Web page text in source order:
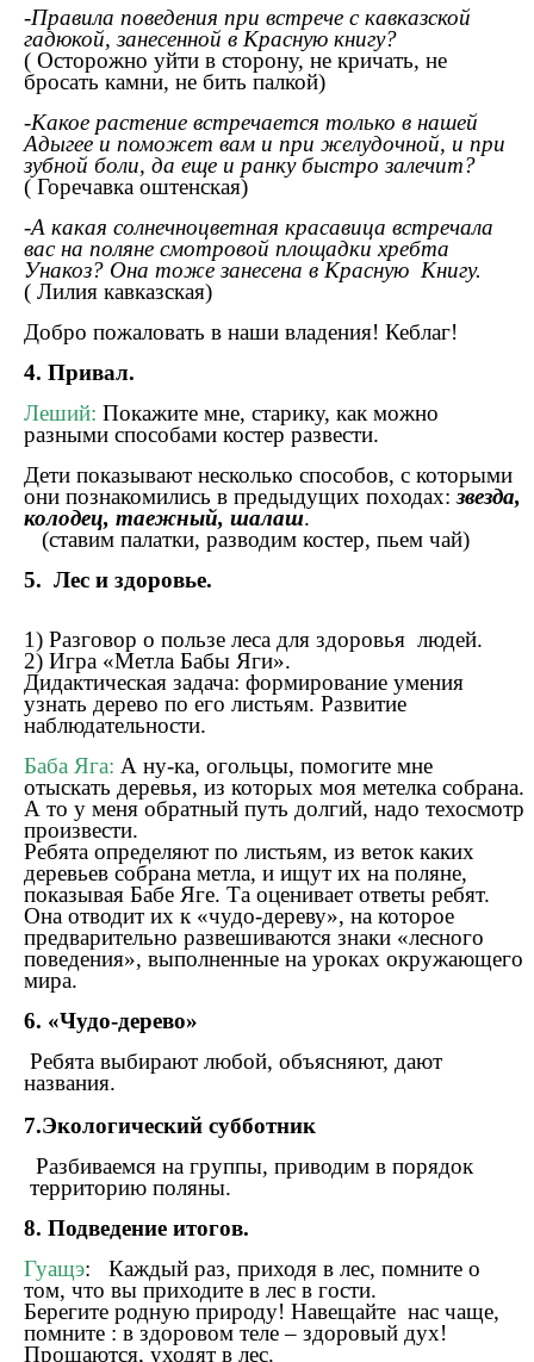
-Правила поведения при встрече с кавказской
гадюкой, занесенной в Красную книгу?
( Осторожно уйти в сторону, не кричать, не
бросать камни, не бить палкой)
-Какое растение встречается только в нашей
Адыгее и поможет вам и при желудочной, и при
зубной боли, да еще и ранку быстро залечит?
( Горечавка оштенская)
-А какая солнечноцветная красавица встречала
вас на поляне смотровой площадки хребта
Унакоз? Она тоже занесена в Красную Книгу.
( Лилия кавказская)
Добро пожаловать в наши владения! Кеблаг!
4. Привал.
Леший: Покажите мне, старику, как можно
разными способами костер развести.
Дети показывают несколько способов, с которыми
они познакомились в предыдущих походах:звезда,
колодец, таежный, шалаш.
(ставим палатки, разводим костер, пьем чай)
5. Лес и здоровье.
1) Разговор о пользе леса для здоровья людей.
2) Игра «Метла Бабы Яги».
Дидактическая задача: формирование умения
узнать дерево по его листьям. Развитие
наблюдательности.
Баба Яга: А ну-ка, огольцы, помогите мне
отыскать деревья, из которых моя метелка собрана.
А то у меня обратный путь долгий, надо техосмотр
произвести.
Ребята определяют по листьям, из веток каких
деревьев собрана метла, и ищут их на поляне,
показывая Бабе Яге. Та оценивает ответы ребят.
Она отводит их к «чудо-дереву», на которое
предварительно развешиваются знаки «лесного
поведения», выполненные на уроках окружающего
мира.
6. «Чудо-дерево»
Ребята выбирают любой, объясняют, дают
названия.
7.Экологический субботник
Разбиваемся на группы, приводим в порядок
территорию поляны.
8. Подведение итогов.
Гуащэ:
Каждый раз, приходя в лес, помните о
том, что вы приходите в лес в гости.
Берегите родную природу! Навещайте нас чаще,
помните : в здоровом теле – здоровый дух!
Прощаются, уходят в лес.